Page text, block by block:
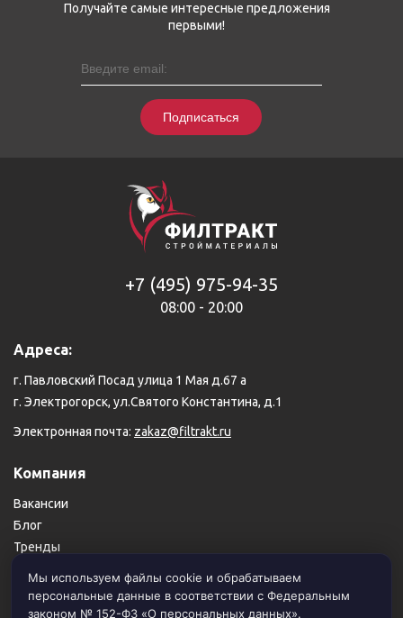
Получайте самые интересные предложения
первыми!
Подписаться
+7 (495) 975-94-35
08:00 - 20:00
Адреса:
г. Павловский Посад улица 1 Мая д.67 а
г. Электрогорск, ул.Святого Константина, д.1
Электронная почта: zakaz@filtrakt.ru
Компания
Вакансии
Блог
Тренды
Карта сайта
Пользовательское соглашение
Мы используем файлы cookie и обрабатываем
персональные данные в соответствии с Федеральным
законом № 152-ФЗ «О персональных данных».